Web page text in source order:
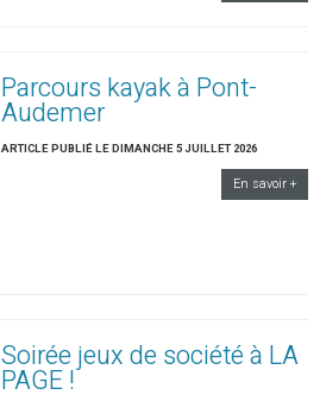
Parcours kayak à Pont-
Audemer
ARTICLE PUBLIÉ LE DIMANCHE 5 JUILLET 2026
En savoir +
Soirée jeux de société à LA
PAGE !